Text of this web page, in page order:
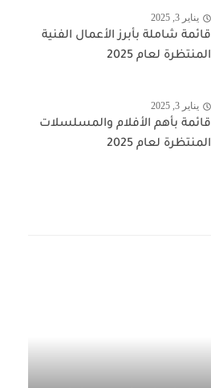
يناير 3, 2025
قائمة شاملة بأبرز الأعمال الفنية
المنتظرة لعام 2025
يناير 3, 2025
قائمة بأهم الأفلام والمسلسلات
المنتظرة لعام 2025